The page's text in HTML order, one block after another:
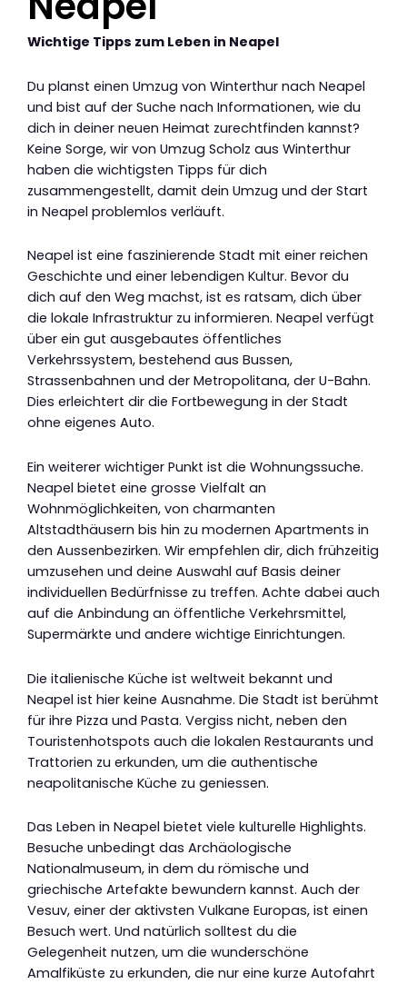
Wichtige Tipps zum Leben in Neapel
Du planst einen Umzug von Winterthur nach Neapel
und bist auf der Suche nach Informationen, wie du
dich in deiner neuen Heimat zurechtfinden kannst?
Keine Sorge, wir von Umzug Scholz aus Winterthur
haben die wichtigsten Tipps für dich
zusammengestellt, damit dein Umzug und der Start
in Neapel problemlos verläuft.
Neapel ist eine faszinierende Stadt mit einer reichen
Geschichte und einer lebendigen Kultur. Bevor du
dich auf den Weg machst, ist es ratsam, dich über
die lokale Infrastruktur zu informieren. Neapel verfügt
über ein gut ausgebautes öffentliches
Verkehrssystem, bestehend aus Bussen,
Strassenbahnen und der Metropolitana, der U-Bahn.
Dies erleichtert dir die Fortbewegung in der Stadt
ohne eigenes Auto.
Ein weiterer wichtiger Punkt ist die Wohnungssuche.
Neapel bietet eine grosse Vielfalt an
Wohnmöglichkeiten, von charmanten
Altstadthäusern bis hin zu modernen Apartments in
den Aussenbezirken. Wir empfehlen dir, dich frühzeitig
umzusehen und deine Auswahl auf Basis deiner
individuellen Bedürfnisse zu treffen. Achte dabei auch
auf die Anbindung an öffentliche Verkehrsmittel,
Supermärkte und andere wichtige Einrichtungen.
Die italienische Küche ist weltweit bekannt und
Neapel ist hier keine Ausnahme. Die Stadt ist berühmt
für ihre Pizza und Pasta. Vergiss nicht, neben den
Touristenhotspots auch die lokalen Restaurants und
Trattorien zu erkunden, um die authentische
neapolitanische Küche zu geniessen.
Das Leben in Neapel bietet viele kulturelle Highlights.
Besuche unbedingt das Archäologische
Nationalmuseum, in dem du römische und
griechische Artefakte bewundern kannst. Auch der
Vesuv, einer der aktivsten Vulkane Europas, ist einen
Besuch wert. Und natürlich solltest du die
Gelegenheit nutzen, um die wunderschöne
Amalfiküste zu erkunden, die nur eine kurze Autofahrt